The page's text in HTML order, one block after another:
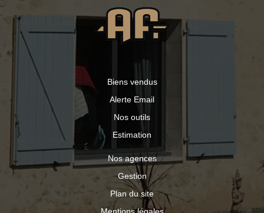
Aucun moyen de chauffage donc non soumis au DPE.
Assainissement raccordé au tout-à-l'égout.
Biens vendus
Alerte Email
Nos outils
Estimation
Nos agences
Gestion
Plan du site
Mentions légales